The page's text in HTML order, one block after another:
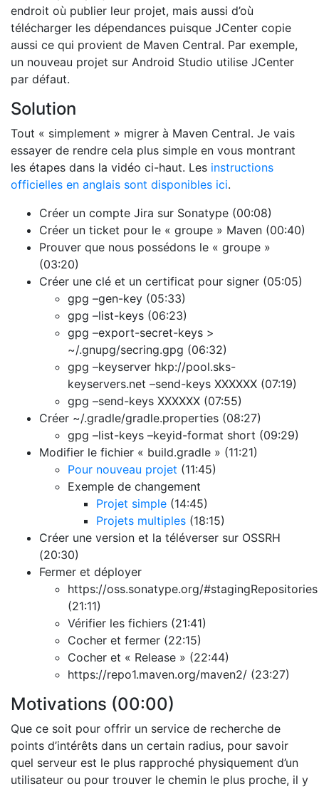
endroit où publier leur projet, mais aussi d’où
télécharger les dépendances puisque JCenter copie
aussi ce qui provient de Maven Central. Par exemple,
un nouveau projet sur Android Studio utilise JCenter
par défaut.
Solution
Tout « simplement » migrer à Maven Central. Je vais
essayer de rendre cela plus simple en vous montrant
les étapes dans la vidéo ci-haut. Les instructions
officielles en anglais sont disponibles ici.
Créer un compte Jira sur Sonatype (00:08)
Créer un ticket pour le « groupe » Maven (00:40)
Prouver que nous possédons le « groupe »
(03:20)
Créer une clé et un certificat pour signer (05:05)
gpg –gen-key (05:33)
gpg –list-keys (06:23)
gpg –export-secret-keys >
~/.gnupg/secring.gpg (06:32)
gpg –keyserver hkp://pool.sks-
keyservers.net –send-keys XXXXXX (07:19)
gpg –send-keys XXXXXX (07:55)
Créer ~/.gradle/gradle.properties (08:27)
gpg –list-keys –keyid-format short (09:29)
Modifier le fichier « build.gradle » (11:21)
Pour nouveau projet (11:45)
Exemple de changement
Projet simple (14:45)
Projets multiples (18:15)
Créer une version et la téléverser sur OSSRH
(20:30)
Fermer et déployer
https://oss.sonatype.org/#stagingRepositories
(21:11)
Vérifier les fichiers (21:41)
Cocher et fermer (22:15)
Cocher et « Release » (22:44)
https://repo1.maven.org/maven2/ (23:27)
Motivations (00:00)
Que ce soit pour offrir un service de recherche de
points d’intérêts dans un certain radius, pour savoir
quel serveur est le plus rapproché physiquement d’un
utilisateur ou pour trouver le chemin le plus proche, il y